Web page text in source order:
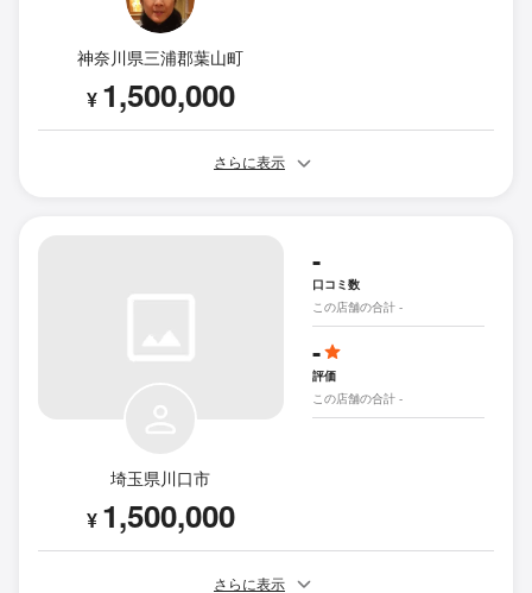
神奈川県三浦郡葉山町
¥ 1,500,000
さらに表示
埼玉県川口市
¥ 1,500,000
-
口コミ数
この店舗の合計 -
-
評価
この店舗の合計 -
さらに表示